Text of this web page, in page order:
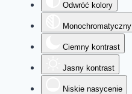
Odwróć kolory
Monochromatyczny
Ciemny kontrast
Jasny kontrast
Niskie nasycenie